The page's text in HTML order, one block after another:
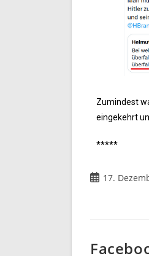
Zumindest
eingekehrt
*****
17.